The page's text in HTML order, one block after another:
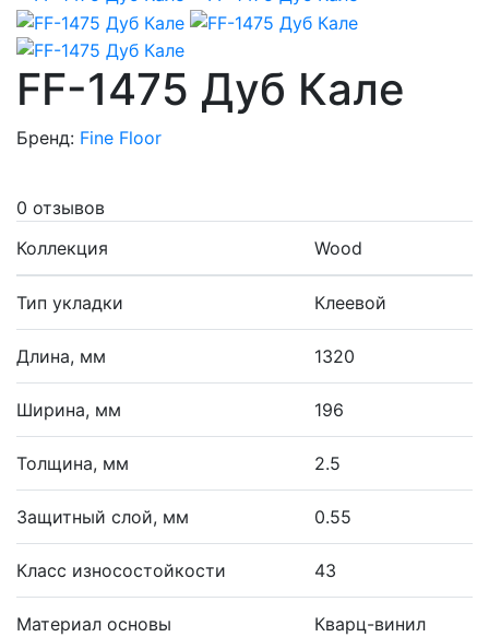
FF-1475 Дуб Кале
Бренд: Fine Floor
0 отзывов
Коллекция
Wood
Тип укладки Клеевой
Длина, мм 1320
Ширина, мм 196
Толщина, мм 2.5
Защитный слой, мм 0.55
Класс износостойкости 43
Материал основы Кварц-винил